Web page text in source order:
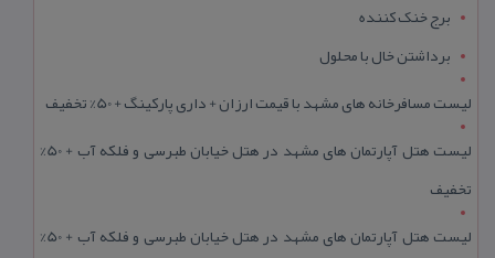
برج خنک کننده
برداشتن خال با محلول
لیست مسافرخانه های مشهد با قیمت ارزان + داری پارکینگ + 50% تخفیف
لیست هتل آپارتمان های مشهد در هتل خیابان طبرسی و فلکه آب + 50%
تخفیف
لیست هتل آپارتمان های مشهد در هتل خیابان طبرسی و فلکه آب + 50%